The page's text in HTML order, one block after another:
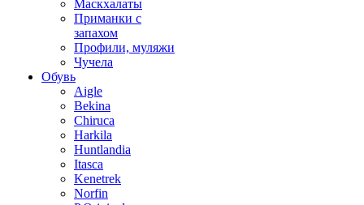
Маскхалаты
Приманки с
запахом
Профили, муляжи
Чучела
Обувь
Aigle
Bekina
Chiruсa
Harkila
Huntlandia
Itasca
Kenetrek
Norfin